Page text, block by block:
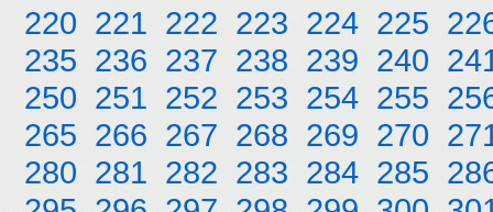
220 221 222 223 224 225
235 236 237 238 239 240
250 251 252 253 254 255
265 266 267 268 269 270
280 281 282 283 284 285